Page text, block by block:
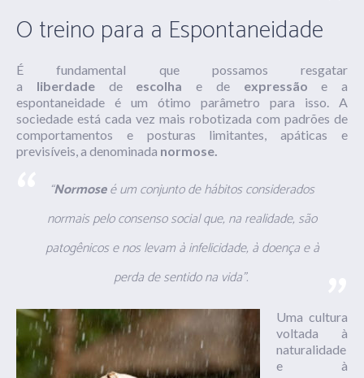
O treino para a Espontaneidade
É fundamental que possamos resgatar
a liberdade de escolha e deexpressão e a
espontaneidade é um ótimo parâmetro para isso. A
sociedade está cada vez mais robotizada com padrões de
comportamentos e posturas limitantes, apáticas e
previsíveis, a denominada normose.
“Normoseé um conjunto de hábitos considerados
normais pelo consenso social que, na realidade, são
patogênicos e nos levam à infelicidade, à doença e à
perda de sentido na vida”.
Uma cultura
voltada à
naturalidade
e à